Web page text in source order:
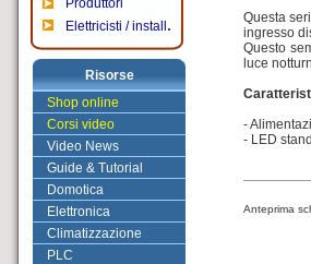
Produttori
Elettricisti / install .
Risorse
Shop online
Corsi video
Video News
Guide & Tutorial
Domotica
Elettronica
Climatizzazione
PLC
Questa
ingresso
Questo
luce
-
- LED
Anteprima